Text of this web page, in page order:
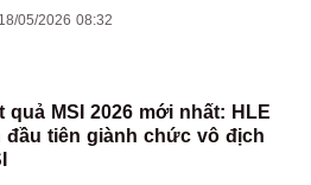
18/05/2026 08:32
quả MSI 2026 mới nhất: HLE
đầu tiên giành chức vô địch